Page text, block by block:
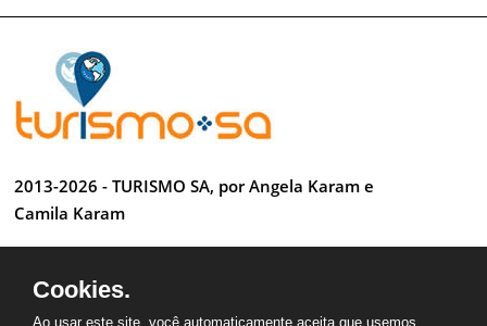
2013-2026 - TURISMO SA, por Angela Karam e
Camila Karam
Desenvolvido por Anderson Luiz
Cookies.
Ao usar este site, você automaticamente aceita que usemos